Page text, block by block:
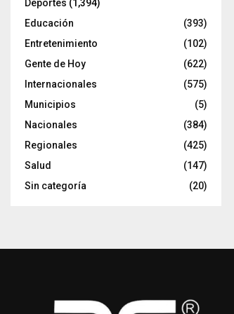
Deportes (1,394)
Educación
(393)
Entretenimiento
(102)
Gente de Hoy
(622)
Internacionales
(575)
Municipios
(5)
Nacionales
(384)
Regionales
(425)
Salud
(147)
Sin categoría
(20)